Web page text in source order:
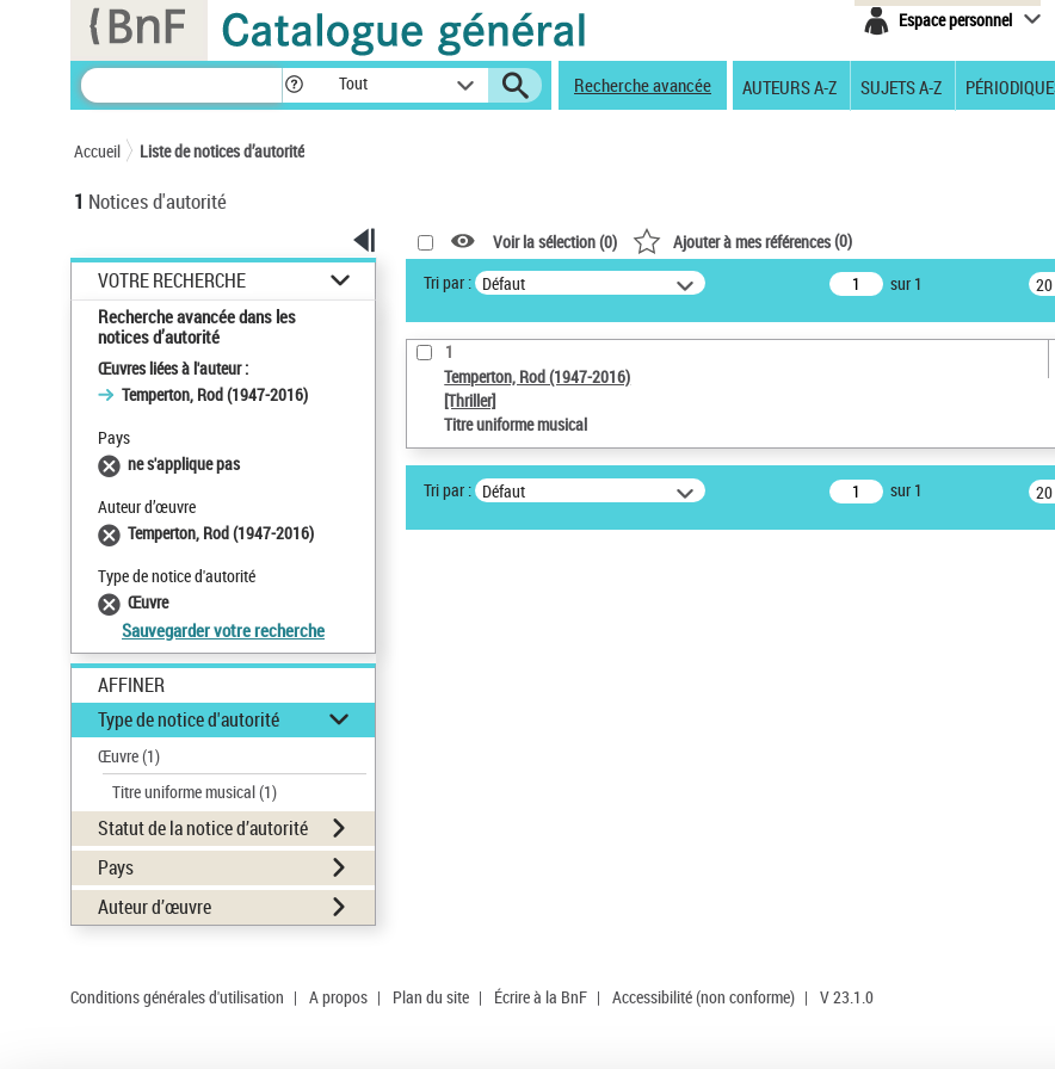
Espace personnel
Tout Recherche avancée AUTEURS A-Z SUJETS A-Z
Accueil Liste de notices d’autorité
1 Notices d'autorité
VOTRE RECHERCHE
Recherche avancée dans les
notices d’autorité
Œuvres liées à l'auteur :
Temperton, Rod (1947-2016)
Pays
ne s'applique pas
Auteur d’œuvre
Temperton, Rod (1947-2016)
Type de notice d'autorité
Œuvre
Sauvegarder votre recherche
AFFINER
Type de notice d'autorité
Œuvre(1)
Titre uniforme musical(1)
Statut de la notice d’autorité
Pays
Auteur d’œuvre
Voir la sélection (0) Ajouter à mes références(0)
Tri par : Défaut sur 1
1
Temperton, Rod (1947-2016)
[Thriller]
Titre uniforme musical
Tri par : Défaut sur 1
Conditions générales d'utilisation | A propos | Plan du site | Écrire à la BnF | Accessibilité (non conforme) | V 23.1.0
Panneau de gestion des cookies